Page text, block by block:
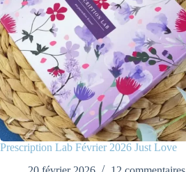
Prescription Lab Février 2026 Just Love